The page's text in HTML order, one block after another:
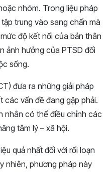
nhóm. Trong liệu pháp
trung vào sang chấn mà
độ kết nối của bản thân
ảnh hưởng của PTSD đối
sống.
đưa ra những giải pháp
các vấn đề đang gặp phải.
nhân có thể điều chỉnh các
tâm lý – xã hội.
quả nhất đối với rối loạn
nhiên, phương pháp này